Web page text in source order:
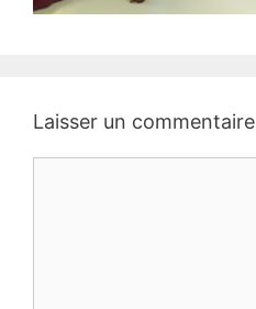
Laisser un commentaire